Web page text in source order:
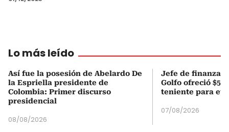
Lo más leído
Así fue la posesión de Abelardo De
la Espriella presidente de
Colombia: Primer discurso
presidencial
08/08/2026
Jefe de finanzas
Golfo ofreció
teniente para
07/08/2026